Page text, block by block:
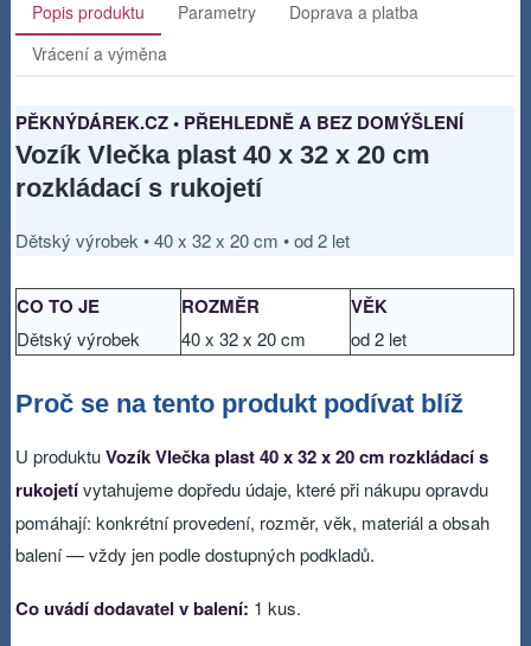
Popis produktu Parametry
Doprava a platba
Vrácení a výměna
PĚKNÝDÁREK.CZ • PŘEHLEDNĚ A BEZ DOMÝŠLENÍ
Vozík Vlečka plast 40 x 32 x 20 cm
rozkládací s rukojetí
Dětský výrobek • 40 x 32 x 20 cm • od 2 let
CO TO JE
Dětský výrobek
ROZMĚR
40 x 32 x 20 cm
VĚK
od 2 let
Proč se na tento produkt podívat blíž
U produktuVozík Vlečka plast 40 x 32 x 20 cm rozkládací s
rukojetívytahujeme dopředu údaje, které při nákupu opravdu
pomáhají: konkrétní provedení, rozměr, věk, materiál a obsah
balení — vždy jen podle dostupných podkladů.
Co uvádí dodavatel v balení: 1 kus.